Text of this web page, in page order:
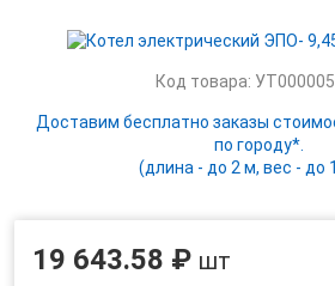
Код товара:
Доставим бесплатно заказы
по городу*.
(длина - до 2 м, вес - до
19 643.58 ₽ шт